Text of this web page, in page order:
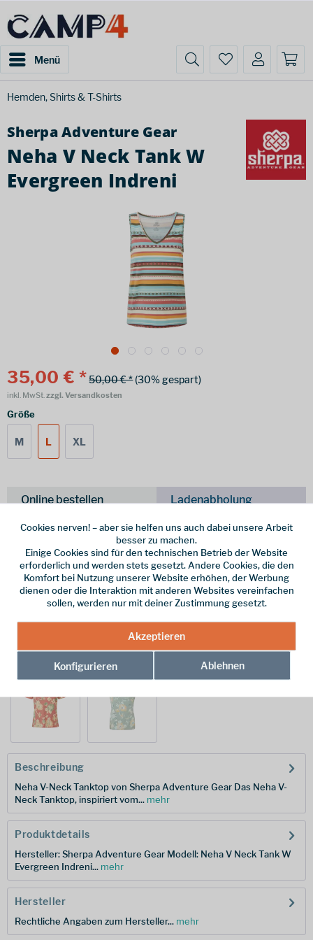
Menü
Hemden, Shirts & T-Shirts
Sherpa Adventure Gear
Neha V Neck Tank W
Evergreen Indreni
35,00 € * 50,00 € *(30% gespart)
inkl. MwSt.zzgl. Versandkosten
Größe
M L XL
Online bestellen Ladenabholung
vorrätig | Lieferzeit 1-3 Werktage
In den Warenkorb
Merken
Hersteller-Nr.: SW20030-969-L
weitere Modelle:
Beschreibung
Neha V-Neck Tanktop von Sherpa Adventure Gear Das Neha V-
Neck Tanktop, inspiriert vom... mehr
Produktdetails
Hersteller: Sherpa Adventure Gear Modell: Neha V Neck Tank W
Evergreen Indreni... mehr
Hersteller
Rechtliche Angaben zum Hersteller... mehr
Cookies nerven! – aber sie helfen uns auch dabei unsere Arbeit
besser zu machen.
Einige Cookies sind für den technischen Betrieb der Website
erforderlich und werden stets gesetzt. Andere Cookies, die den
Komfort bei Nutzung unserer Website erhöhen, der Werbung
dienen oder die Interaktion mit anderen Websites vereinfachen
sollen, werden nur mit deiner Zustimmung gesetzt.
Akzeptieren
Konfigurieren Ablehnen